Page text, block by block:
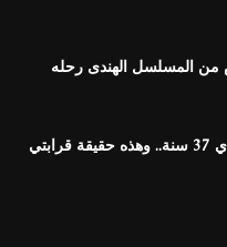
من المسلسل الهندى رحله
مريم سعيد صالح: دخلت الفن وأنا عندي 37 سنة.. وهذه حقيقة قرابتي